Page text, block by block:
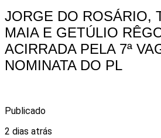
JORGE DO ROSÁRIO,
MAIA E GETÚLIO
ACIRRADA PELA 7ª
NOMINATA DO PL
Publicado
2 dias atrás